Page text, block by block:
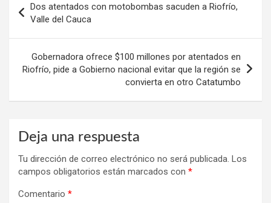
de
entradas
Dos atentados con motobombas sacuden a Riofrío,
Valle del Cauca
Gobernadora ofrece $100 millones por atentados en
Riofrío, pide a Gobierno nacional evitar que la región se
convierta en otro Catatumbo
Deja una respuesta
Tu dirección de correo electrónico no será publicada. Los
campos obligatorios están marcados con *
Comentario *